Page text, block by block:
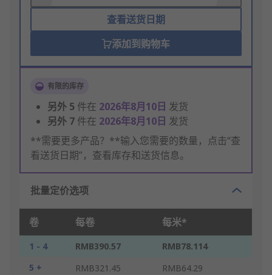
查看送货日期
添加到购物车
有限的库存
另外 5 件在 2026年8月10日 发货
另外 7 件在 2026年8月10日 发货
**需要更多产品？**输入您需要的数量，点击“查
看送货日期”，查看库存和送货信息。
批量定价选项
卷 每卷 每米*
1 - 4 RMB390.57
RMB78.114
5 +
RMB321.45 RMB64.29